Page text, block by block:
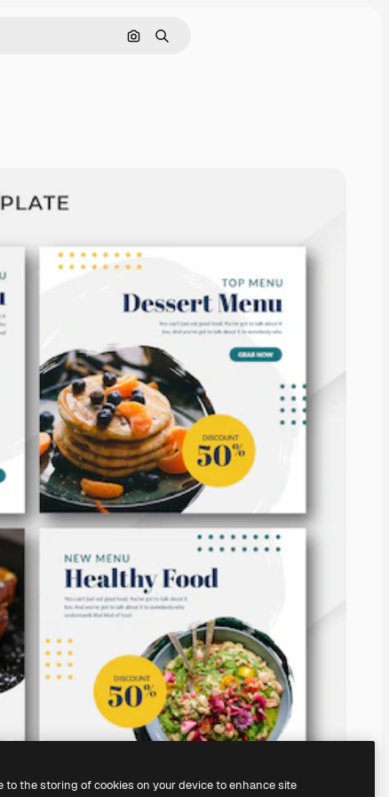
Pesquisar por imagem
Buscar
to the storing of cookies on your device to enhance site